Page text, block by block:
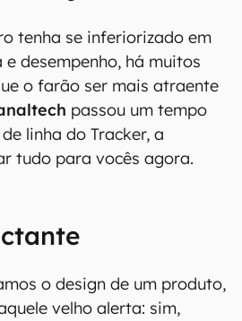
tenha se inferiorizado em
desempenho, há muitos
o farão ser mais atraente
passou um tempo
linha do Tracker, a
tudo para vocês agora.
o design de um produto,
velho alerta: sim,